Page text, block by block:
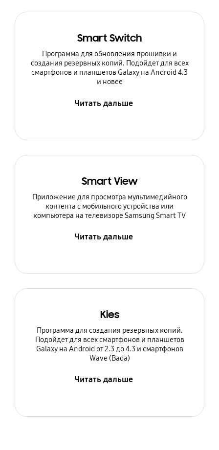
Smart Switch
Программа для обновления прошивки и
создания резервных копий. Подойдет для всех
смартфонов и планшетов Galaxy на Android 4.3
и новее
Читать дальше
Smart View
Приложение для просмотра мультимедийного
контента с мобильного устройства или
компьютера на телевизоре Samsung Smart TV
Читать дальше
Kies
Программа для создания резервных копий.
Подойдет для всех смартфонов и планшетов
Galaxy на Android от 2.3 до 4.3 и смартфонов
Wave (Bada)
Читать дальше